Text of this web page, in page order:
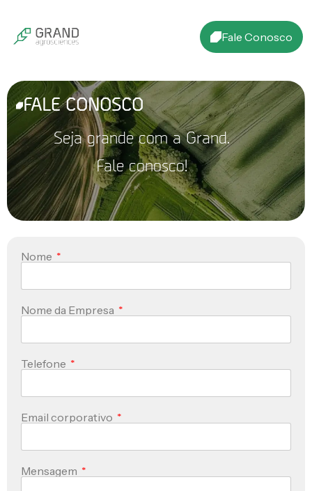
Fale Conosco
FALE CONOSCO
Seja grande com a Grand.
Fale conosco!
Nome
Nome da Empresa
Telefone
Email corporativo
Mensagem